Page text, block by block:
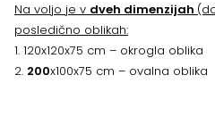
Na voljo je v dveh dimenzijah
posledično oblikah:
1. 120x120x75 cm – okrogla oblika
2. 200x100x75 cm – ovalna oblika